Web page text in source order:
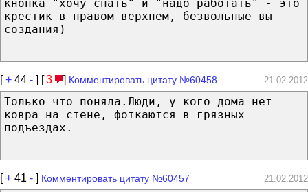
кнопка "хочу спать" и "надо работать" - это
крестик в правом верхнем, безвольные вы
создания)
[+ 44 - ] [3 ] Комментировать цитату №60458 21.02.2012
Только что поняла.Люди, у кого дома нет
ковра на стене, фоткаются в грязных
подъездах.
[+ 41 - ] Комментировать цитату №60457 21.02.2012